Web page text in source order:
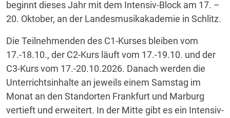
beginnt dieses Jahr mit dem Intensiv-Block am 17. –
20. Oktober, an der Landesmusikakademie in Schlitz.
Die Teilnehmenden des C1-Kurses bleiben vom
17.-18.10., der C2-Kurs läuft vom 17.-19.10. und der
C3-Kurs vom 17.-20.10.2026. Danach werden die
Unterrichtsinhalte an jeweils einem Samstag im
Monat an den Standorten Frankfurt und Marburg
vertieft und erweitert. In der Mitte gibt es ein Intensiv-